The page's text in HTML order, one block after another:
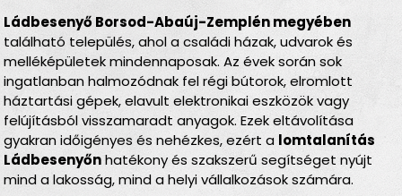
Ládbesenyő Borsod-Abaúj-Zemplén megyében
található település, ahol a családi házak, udvarok és
melléképületek mindennaposak. Az évek során sok
ingatlanban halmozódnak fel régi bútorok, elromlott
háztartási gépek, elavult elektronikai eszközök vagy
felújításból visszamaradt anyagok. Ezek eltávolítása
gyakran időigényes és nehézkes, ezért a lomtalanítás
Ládbesenyőnhatékony és szakszerű segítséget nyújt
mind a lakosság, mind a helyi vállalkozások számára.